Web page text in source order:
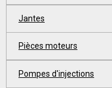
Jantes
Pièces moteurs
Pompes d'injections